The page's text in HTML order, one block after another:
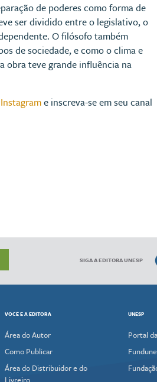
de poderes como forma de
ser dividido entre o legislativo, o
O filósofo também
de sociedade, e como o clima e
obra teve grande influência na
Instagrame inscreva-se em seu canal
SIGA A EDITORA UNESP
VOCÊ E A EDITORA
Área do Autor
Como Publicar
Área do Distribuidor e do
Livreiro
UNESP
Portal